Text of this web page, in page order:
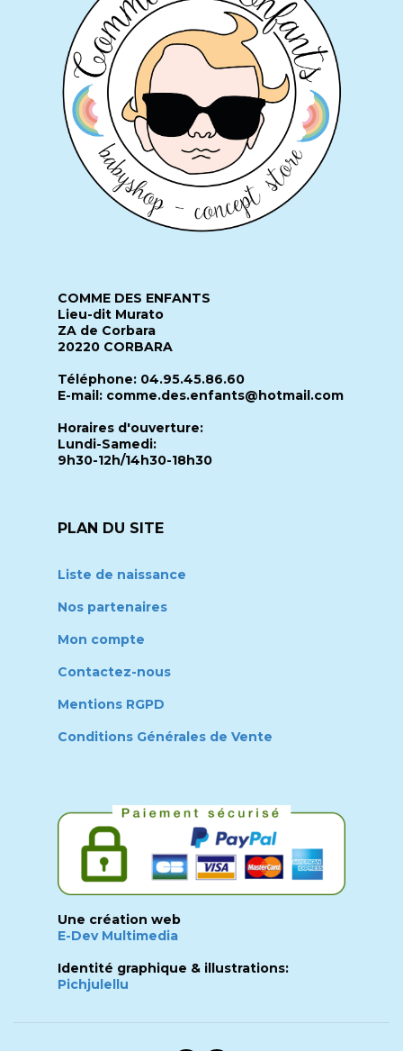
COMME DES ENFANTS
Lieu-dit Murato
ZA de Corbara
20220 CORBARA
Téléphone: 04.95.45.86.60
E-mail: comme.des.enfants@hotmail.com
Horaires d'ouverture:
Lundi-Samedi:
9h30-12h/14h30-18h30
PLAN DU SITE
Liste de naissance
Nos partenaires
Mon compte
Contactez-nous
Mentions RGPD
Conditions Générales de Vente
Une création web
E-Dev Multimedia
Identité graphique & illustrations:
Pichjulellu